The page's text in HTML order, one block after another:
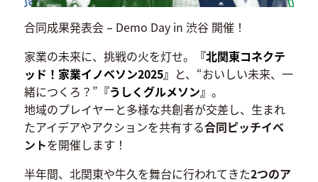
合同成果発表会 – Demo Day in 渋谷 開催！
家業の未来に、挑戦の火を灯せ。
『北関東コネクテ
ッド！家業イノベソン2025』 と、“おいしい未来、一
緒につくろ？” 『うしくグルメソン』 。
地域のプレイヤーと多様な共創者が交差し、生まれ
たアイデアやアクションを共有する合同ピッチイベ
ントを開催します！
半年間、北関東や牛久を舞台に行われてきた2つのア